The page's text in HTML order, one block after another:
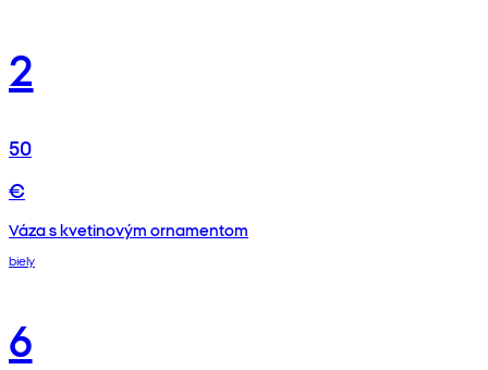
2
50
€
Váza s kvetinovým ornamentom
biely
6